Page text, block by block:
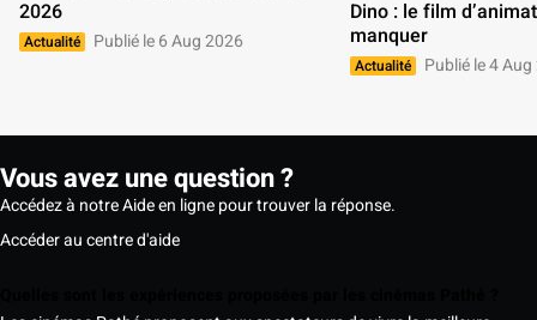
2026
Actualité Publié le 6 Aug 2026
Dino : le film
manquer
Actualité Publié le 4
Vous avez une question ?
Accédez à notre Aide en ligne pour trouver la réponse.
Accéder au centre d'aide